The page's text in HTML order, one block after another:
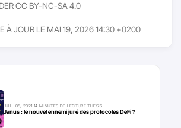
CC BY-NC-SA 4.0
À JOUR LE MAI 19, 2026 14:30 +0200
plus loin
JUIL. 05, 2021· 14 MINUTES DE LECTURE·THESIS
Janus : le nouvel ennemi juré des protocoles DeFi ?